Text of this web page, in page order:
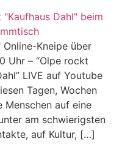
Online-Kneipe über
Uhr – “Olpe rockt
LIVE auf Youtube
Tagen, Wochen
auf eine
am schwierigsten
auf Kultur, […]